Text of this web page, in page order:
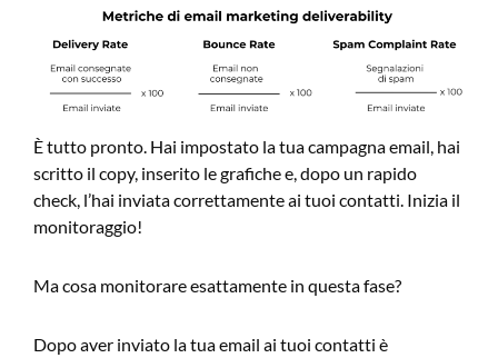
È tutto pronto. Hai impostato la tua campagna email, hai
scritto il copy, inserito le grafiche e, dopo un rapido
check, l’hai inviata correttamente ai tuoi contatti. Inizia il
monitoraggio!
Ma cosa monitorare esattamente in questa fase?
Dopo aver inviato la tua email ai tuoi contatti è